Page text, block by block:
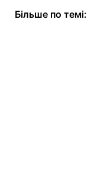
Більше по темі: